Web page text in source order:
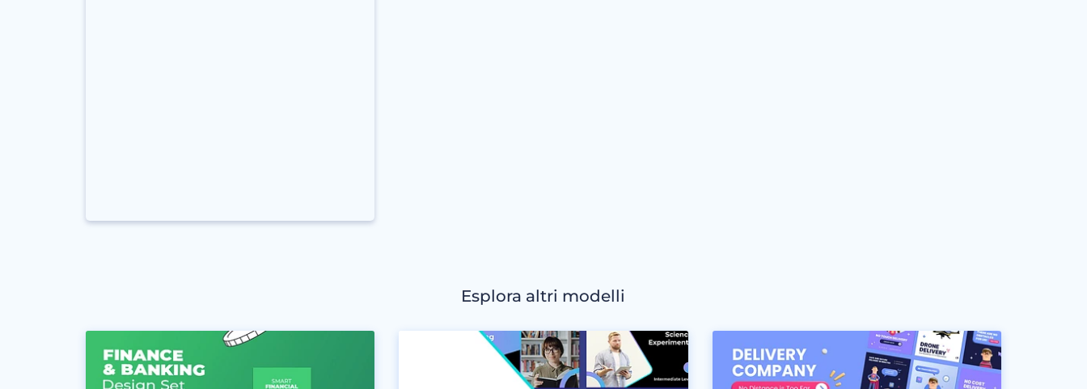
Esplora altri modelli